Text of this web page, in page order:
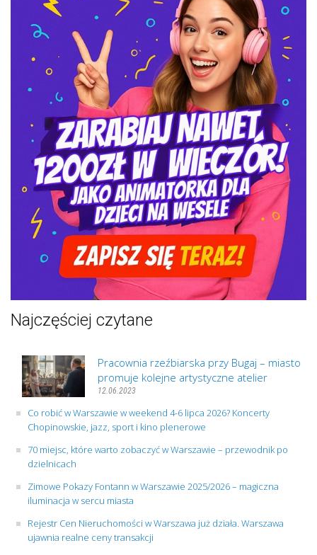
Najczęściej czytane
Pracownia rzeźbiarska przy Bugaj – miasto
promuje kolejne artystyczne atelier
12.06.2023
Co robić w Warszawie w weekend 4-6 lipca 2026? Koncerty
Chopinowskie, jazz, sport i kino plenerowe
70 miejsc, które warto zobaczyć w Warszawie – przewodnik po
dzielnicach
Zimowe Pokazy Fontann w Warszawie 2025/2026 – magiczna
iluminacja w sercu miasta
Rejestr Cen Nieruchomości w Warszawa już działa. Warszawa
ujawnia realne ceny transakcji